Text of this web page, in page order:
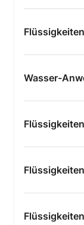
Wasser-